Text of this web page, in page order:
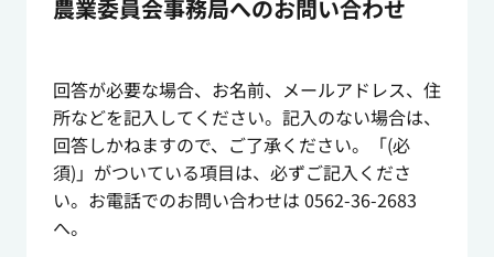
農業委員会事務局へのお問い合わせ
回答が必要な場合、お名前、メールアドレス、住
所などを記入してください。記入のない場合は、
回答しかねますので、ご了承ください。「(必
須)」がついている項目は、必ずご記入くださ
い。お電話でのお問い合わせは 0562-36-2683
へ。